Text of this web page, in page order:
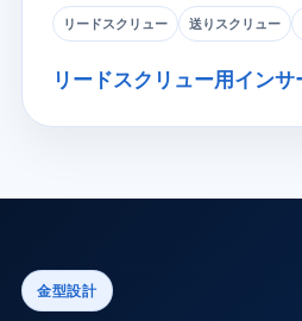
リードスクリュー 送りスクリュー
リードスクリュー用イン
金型設計